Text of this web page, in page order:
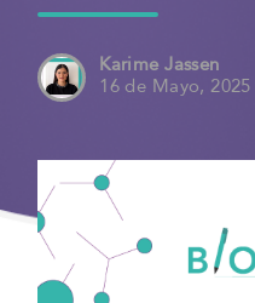
Karime Jassen
16 de Mayo, 2025